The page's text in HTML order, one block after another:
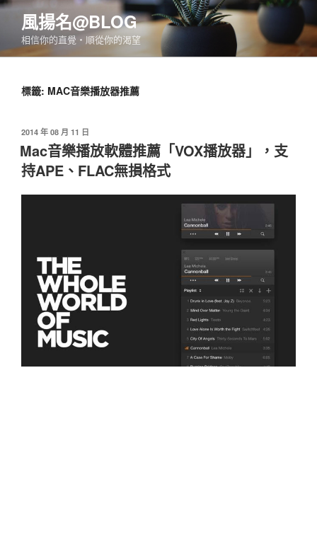
跳
要
風揚名@BLOG
相信你的直覺‧順從你的渴望
標籤: MAC音樂播放器推薦
發
佈
於
2014 年 08 月 11 日
Mac音樂播放軟體推薦「VOX播放器」，支
持APE、FLAC無損格式